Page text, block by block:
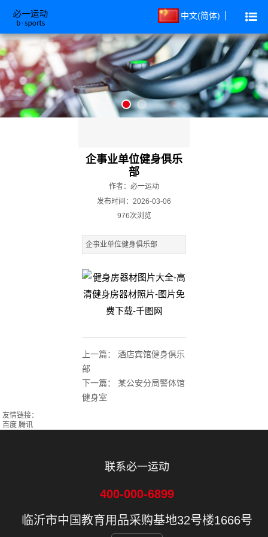
中文(简体)
企事业单位健身俱乐
部
作者：必一运动
发布时间：2026-03-06
976次浏览
企事业单位健身俱乐部
上一篇： 酒店宾馆健身俱乐
部
下一篇： 某公安分局警体馆
健身室
友情链接：
百度 腾讯
联系必一运动
400-000-6899
临沂市中国教育用品采购基地32号楼1666号